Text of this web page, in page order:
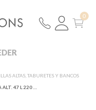
ALTAS, TABURETES Y BANCOS